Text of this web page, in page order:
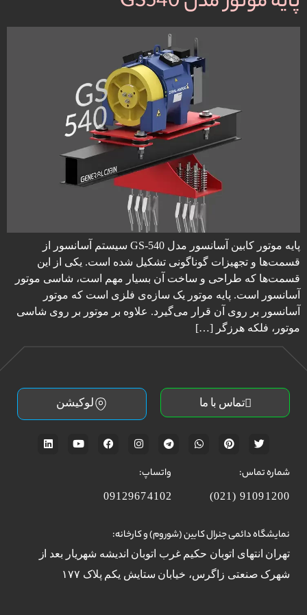
پایه موتور کابین آسانسور مدل GS-540 سیستم آسانسور از
قسمت‌ها و تجهیزات گوناگونی تشکیل شده است. یکی از این
قسمت‌ها که طراحی و ساخت آن بسیار مهم است، شاسی موتور
آسانسور است. پایه موتور یک سازه‌ی فلزی است که موتور
آسانسور بر روی آن قرار می‌گیرد. علاوه بر موتور بر روی شاسی
موتور، فلکه هرزگر […]
تماس با ما لوکیشن
شماره تماس: واتساپ:
91091200 (021)
09129674102
نمایشگاه دائمی جنرال کابین (شوروم) و کارخانه:
تهران انتهای اتوبان حکیم غرب اتوبان اندیشه شهریار بعد از
شهرک صنعتی زاگرس، خیابان ستایش یکم پلاک ۱۷۷